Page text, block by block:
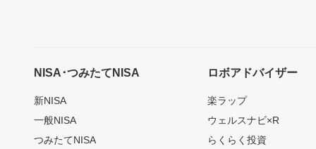
NISA･つみたてNISA
新NISA
一般NISA
つみたてNISA
ロボアドバイザー
楽ラップ
ウェルスナビ×R
らくらく投資